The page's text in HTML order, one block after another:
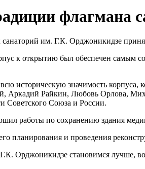
флагмана
им. Г.К. Орджоникидзе
к открытию был обеспечен самым
историческую значимость корпуса,
Аркадий Райкин, Любовь Орлова,
Советского Союза и России.
работы по сохранению здания
планирования и проведения
Орджоникидзе становимся лучше,